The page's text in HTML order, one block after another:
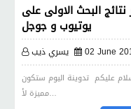
البحث الاولى على
يوتيوب و جوجل
يسري ذيب 02 June
عليكم تدوينة اليوم ستكون
مميزة لأ…